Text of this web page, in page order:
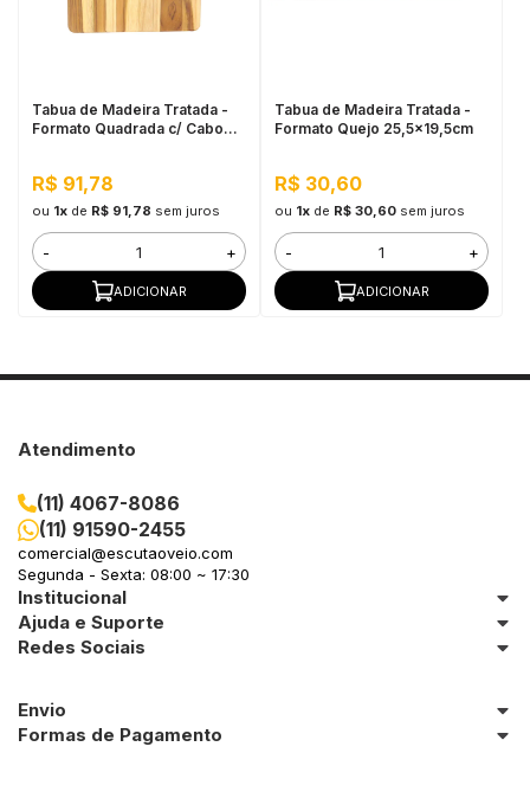
Tabua de Madeira Tratada -
Formato Quadrada c/ Cabo
R$ 91,78
ou 1xde R$ 91,78 sem juros
- +
ADICIONAR
Tabua de Madeira Tratada -
Formato Quejo 25,5x19,5cm
R$ 30,60
ou 1xde R$ 30,60 sem juros
- +
ADICIONAR
Atendimento
(11) 4067-8086
(11) 91590-2455
comercial@escutaoveio.com
Segunda - Sexta: 08:00 ~ 17:30
Institucional
Ajuda e Suporte
Redes Sociais
Envio
Formas de Pagamento